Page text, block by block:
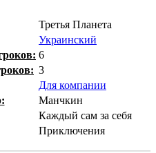
Третья Планета
Украинский
6
3
Для компании
Манчкин
Каждый сам за себя
Приключения